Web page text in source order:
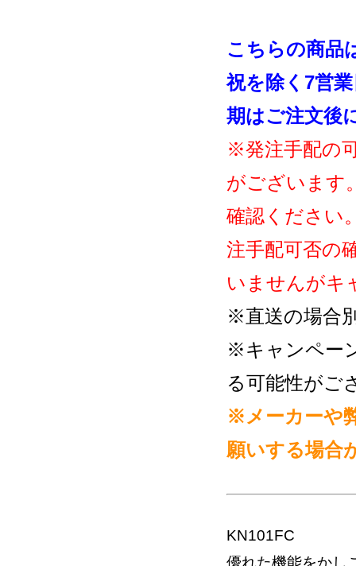
こちらの商品
祝を除く7営
期はご注文後
※発注手配の
がございます
確認ください
注手配可否の
いませんがキ
※直送の場合
※キャンペー
る可能性がご
※メーカーや
願いする場合
KN101FC
優れた機能をかし